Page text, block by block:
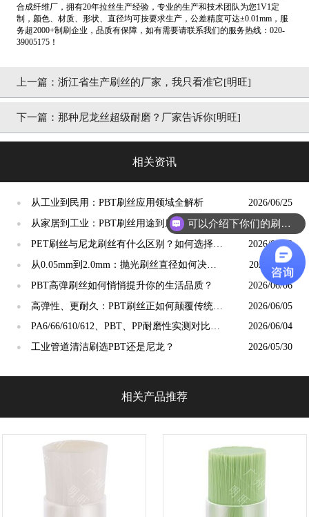
合成纤维厂，拥有20年拉丝生产经验，专业的生产和技术团队为您1V1定
制，颜色、材质、形状、直径均可按要求生产，公差精度可达±0.01mm，服
务超2000+制刷企业，品质有保障，如有需要请联系我们的服务热线：020-
39005175！
上一篇： 浙江省生产刷丝的厂家，我只看准它[明旺]
下一篇： 那种尼龙丝超级耐磨？厂家告诉你[明旺]
相关资讯
● 从工业到民用：PBT刷丝应用领域全解析 2026/06/25
● 从家居到工业：PBT刷丝用途到底有多广？ 2026/06/18
●
PET刷丝与尼龙刷丝有什么区别？如何选择更
合适？
2026/06/13
●
从0.05mm到2.0mm：抛光刷丝直径如何决定
抛光精度？
2026/06/11
● PBT高弹刷丝如何悄悄提升你的生活品质？ 2026/06/06
●
高弹性、更耐久：PBT刷丝正如何颠覆传统清
洁工具市场？
2026/06/05
●
PA6/66/610/612、PBT、PP耐磨性实测对比：
谁才是"耐磨之王"？
2026/06/04
● 工业管道清洁刷选PBT还是尼龙？ 2026/05/30
相关产品推荐
可以介绍下你们的刷丝吗？